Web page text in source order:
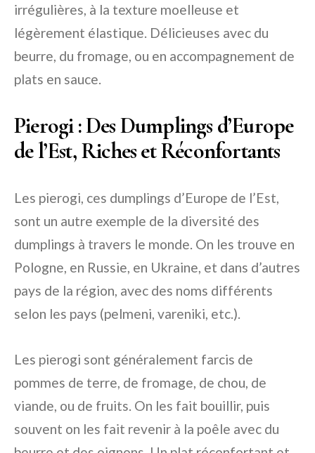
irrégulières, à la texture moelleuse et
légèrement élastique. Délicieuses avec du
beurre, du fromage, ou en accompagnement de
plats en sauce.
Pierogi : Des Dumplings d’Europe
de l’Est, Riches et Réconfortants
Les pierogi, ces dumplings d’Europe de l’Est,
sont un autre exemple de la diversité des
dumplings à travers le monde. On les trouve en
Pologne, en Russie, en Ukraine, et dans d’autres
pays de la région, avec des noms différents
selon les pays (pelmeni, vareniki, etc.).
Les pierogi sont généralement farcis de
pommes de terre, de fromage, de chou, de
viande, ou de fruits. On les fait bouillir, puis
souvent on les fait revenir à la poêle avec du